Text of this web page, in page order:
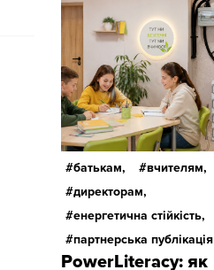
батькам,
вчителям,
директорам,
енергетична стійкість,
партнерська публікація
PowerLiteracy: як